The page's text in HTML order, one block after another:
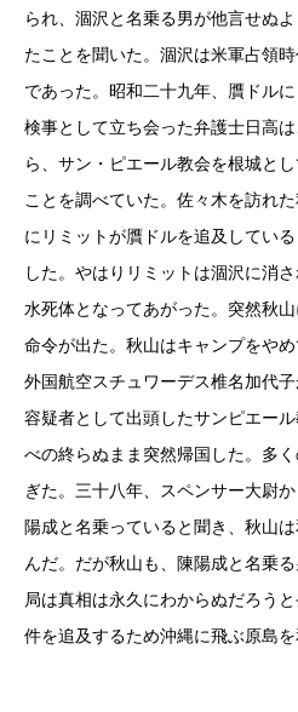
られ、涸沢と名乗る男が他言せぬ
たことを聞いた。涸沢は米軍占領
であった。昭和二十九年、贋ドル
検事として立ち会った弁護士日高
ら、サン・ピエール教会を根城と
ことを調べていた。佐々木を訪れ
にリミットが贋ドルを追及してい
した。やはりリミットは涸沢に消
水死体となってあがった。突然秋
命令が出た。秋山はキャンプをや
外国航空スチュワーデス椎名加代
容疑者として出頭したサンピエー
べの終らぬまま突然帰国した。多
ぎた。三十八年、スペンサー大尉
陽成と名乗っていると聞き、秋山
んだ。だが秋山も、陳陽成と名乗
局は真相は永久にわからぬだろう
件を追及するため沖縄に飛ぶ原島を